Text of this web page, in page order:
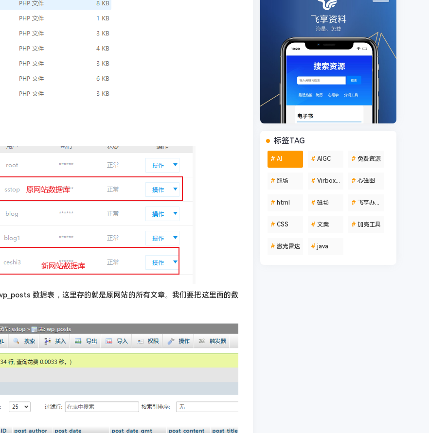
数据表，这里存的就是原网站的所有文章。我们要把这里面的数
标签TAG
# AI # AIGC # 免费资源
# 职场 # Virbox Protector # 心磁图
# html # 磁场 # 飞享办公助手
# CSS # 文案 # 加壳工具
# 激光雷达 # java